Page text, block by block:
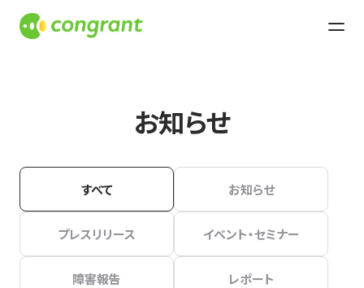
お知らせ
すべて お知らせ
プレスリリース イベント・セミナー
障害報告 レポート